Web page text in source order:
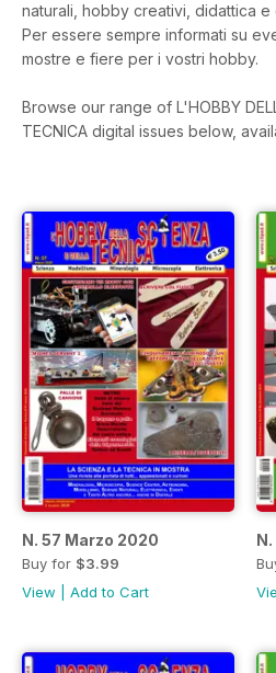
naturali, hobby creativi, didattica
Per essere sempre informati su
mostre e fiere per i vostri hobby.
Browse our range of L'HOBBY
TECNICA digital issues below,
N. 57 Marzo 2020
Buy for $3.99
View
Add to Cart